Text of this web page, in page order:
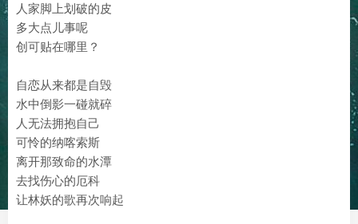
人家脚上划破的皮
多大点儿事呢
创可贴在哪里？
自恋从来都是自毁
水中倒影一碰就碎
人无法拥抱自己
可怜的纳喀索斯
离开那致命的水潭
去找伤心的厄科
让林妖的歌再次响起